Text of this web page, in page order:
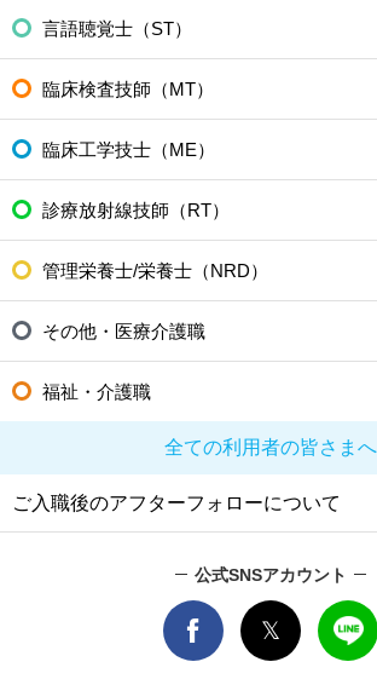
言語聴覚士（ST）
臨床検査技師（MT）
臨床工学技士（ME）
診療放射線技師（RT）
管理栄養士/栄養士（NRD）
その他・医療介護職
福祉・介護職
全ての利用者の皆さまへ
ご入職後のアフターフォローについて
公式SNSアカウント